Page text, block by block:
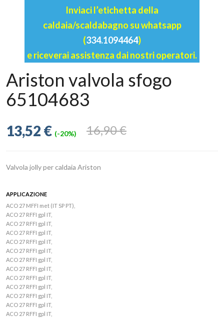
Inviaci l’etichetta della
caldaia/scaldabagno su whatsapp
(334.1094464)
e riceverai assistenza dai nostri operatori.
Ariston valvola sfogo
65104683
16,90 €
13,52 € (-20%)
Valvola jolly per caldaia Ariston
APPLICAZIONE
ACO 27 MFFI met (IT SP PT),
ACO 27 RFFI gpl IT,
ACO 27 RFFI gpl IT,
ACO 27 RFFI gpl IT,
ACO 27 RFFI gpl IT,
ACO 27 RFFI gpl IT,
ACO 27 RFFI gpl IT,
ACO 27 RFFI gpl IT,
ACO 27 RFFI gpl IT,
ACO 27 RFFI gpl IT,
ACO 27 RFFI gpl IT,
ACO 27 RFFI gpl IT,
ACO 27 RFFI gpl IT,